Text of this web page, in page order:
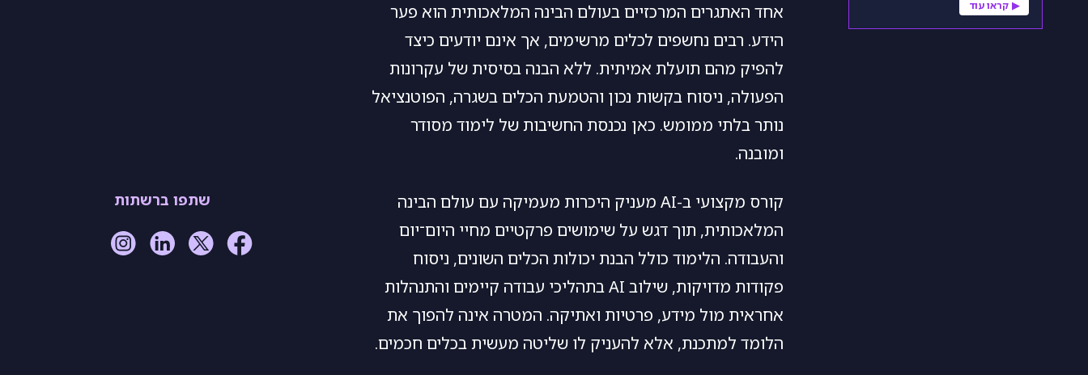
▶ קראו עוד
אחד האתגרים המרכזיים בעולם הבינה המלאכותית הוא פער
הידע. רבים נחשפים לכלים מרשימים, אך אינם יודעים כיצד
להפיק מהם תועלת אמיתית. ללא הבנה בסיסית של עקרונות
הפעולה, ניסוח בקשות נכון והטמעת הכלים בשגרה, הפוטנציאל
נותר בלתי ממומש. כאן נכנסת החשיבות של לימוד מסודר
ומובנה.
קורס מקצועי ב-AI מעניק היכרות מעמיקה עם עולם הבינה
המלאכותית, תוך דגש על שימושים פרקטיים מחיי היום־יום
והעבודה. הלימוד כולל הבנת יכולות הכלים השונים, ניסוח
פקודות מדויקות, שילוב AI בתהליכי עבודה קיימים והתנהלות
אחראית מול מידע, פרטיות ואתיקה. המטרה אינה להפוך את
הלומד למתכנת, אלא להעניק לו שליטה מעשית בכלים חכמים.
שתפו ברשתות